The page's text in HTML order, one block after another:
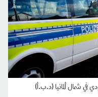
في شمال ألمانيا (د.ب.أ)